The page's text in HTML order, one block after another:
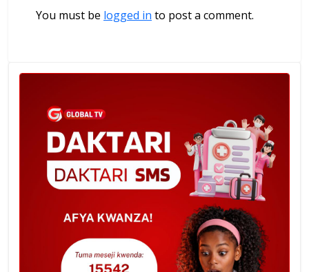
You must be logged in to post a comment.